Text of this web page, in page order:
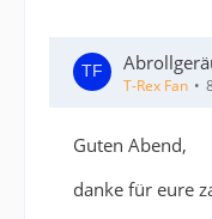
T-Rex Fan
Guten Abend,
danke für eure